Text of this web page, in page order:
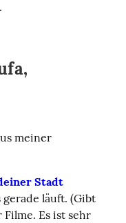
Stadt
gerade läuft. (Gibt
Es ist sehr